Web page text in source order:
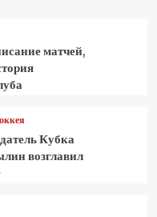
матчей,
Кубка
возглавил